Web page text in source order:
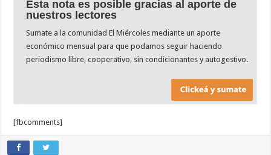
Esta nota es posible gracias al aporte de
nuestros lectores
Sumate a la comunidad El Miércoles mediante un aporte
económico mensual para que podamos seguir haciendo
periodismo libre, cooperativo, sin condicionantes y autogestivo.
[fbcomments]